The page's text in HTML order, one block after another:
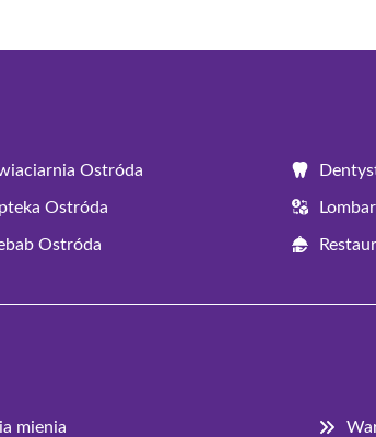
Ostróda
Ostróda
Ostróda
mienia